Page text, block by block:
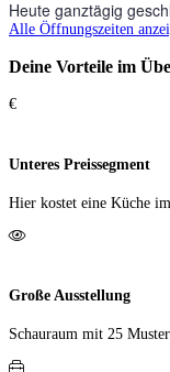
Heute ganztägig
Alle Öffnungszeiten
Deine Vorteile im
€
Unteres Preissegment
Hier kostet eine Küche
Große Ausstellung
Schauraum mit 25